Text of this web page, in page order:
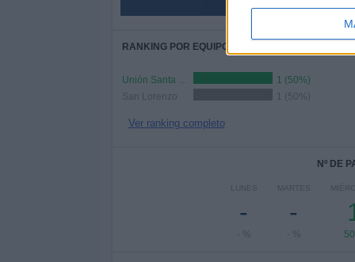
RANKING POR EQUIPOS
Unión Santa Fe
1 (50%)
San Lorenzo
1 (50%)
Ver ranking completo
Nº DE
LUNES
-
- %
MARTES
-
- %